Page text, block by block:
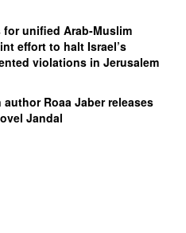
for unified Arab-Muslim
effort to halt Israel’s
violations in Jerusalem
Roaa Jaber releases
Jandal